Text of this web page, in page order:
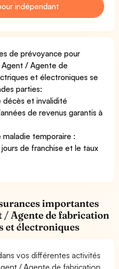
indépendant
de prévoyance pour
/ Agente de
et électroniques se
parties:
décès et invalidité
de revenus garantis à
temporaire :
de franchise et le taux
importantes
/ Agente de fabrication
et électroniques
vos différentes activités
/ Agente de fabrication